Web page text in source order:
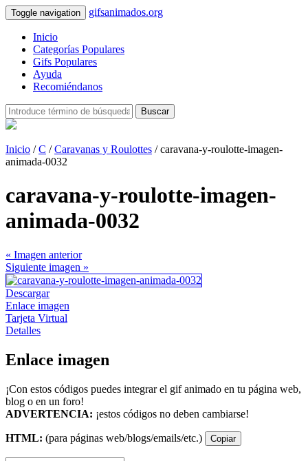
Toggle navigation gifsanimados.org
Inicio
Categorías Populares
Gifs Populares
Ayuda
Recomiéndanos
Buscar
Inicio /C /Caravanas y Roulottes / caravana-y-roulotte-imagen-
animada-0032
caravana-y-roulotte-imagen-
animada-0032
« Imagen anterior
Siguiente imagen »
Descargar
Enlace imagen
Tarjeta Virtual
Detalles
Enlace imagen
¡Con estos códigos puedes integrar el gif animado en tu página web,
blog o en un foro!
ADVERTENCIA: ¡estos códigos no deben cambiarse!
HTML: (para páginas web/blogs/emails/etc.) Copiar